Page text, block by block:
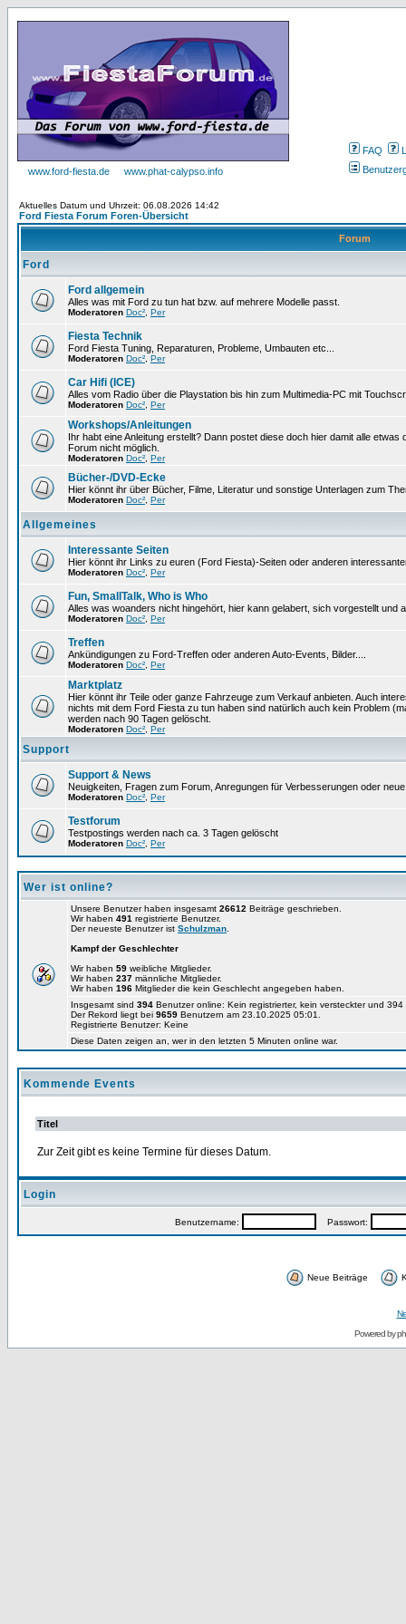
www.ford-fiesta.de www.phat-calypso.info
FAQ
Aktuelles Datum und Uhrzeit: 06.08.2026 14:42
Ford Fiesta Forum Foren-Übersicht
Forum
Ford
Ford allgemein
Alles was mit Ford zu tun hat bzw. auf mehrere Modelle passt.
Moderatoren Doc² Per
Fiesta Technik
Ford Fiesta Tuning, Reparaturen, Probleme, Umbauten etc...
Moderatoren Doc² Per
Car Hifi (ICE)
Alles vom Radio über die Playstation bis hin zum Multimedia-PC mit
Moderatoren Doc² Per
Workshops/Anleitungen
Ihr habt eine Anleitung erstellt? Dann postet diese doch hier damit alle
Forum nicht möglich.
Moderatoren Doc² Per
Bücher-/DVD-Ecke
Hier könnt ihr über Bücher, Filme, Literatur und sonstige Unterlagen zum
Moderatoren Doc² Per
Allgemeines
Interessante Seiten
Hier könnt ihr Links zu euren (Ford Fiesta)-Seiten oder anderen
Moderatoren Doc² Per
Fun, SmallTalk, Who is Who
Alles was woanders nicht hingehört, hier kann gelabert, sich vorgestellt und
Moderatoren Doc² Per
Treffen
Ankündigungen zu Ford-Treffen oder anderen Auto-Events, Bilder....
Moderatoren Doc² Per
Marktplatz
Hier könnt ihr Teile oder ganze Fahrzeuge zum Verkauf anbieten. Auch
nichts mit dem Ford Fiesta zu tun haben sind natürlich auch kein Problem
werden nach 90 Tagen gelöscht.
Moderatoren Doc² Per
Support
Support & News
Neuigkeiten, Fragen zum Forum, Anregungen für Verbesserungen oder
Moderatoren Doc² Per
Testforum
Testpostings werden nach ca. 3 Tagen gelöscht
Moderatoren Doc² Per
Wer ist online?
Unsere Benutzer haben insgesamt 26612 Beiträge geschrieben.
Wir haben 491 registrierte Benutzer.
Der neueste Benutzer ist Schulzman
Kampf der Geschlechter
Wir haben 59 weibliche Mitglieder.
Wir haben 237 männliche Mitglieder.
Wir haben 196 Mitglieder die kein Geschlecht angegeben haben.
Insgesamt sind 394 Benutzer online: Kein registrierter, kein versteckter und
Der Rekord liegt bei 9659 Benutzern am 23.10.2025 05:01.
Registrierte Benutzer: Keine
Diese Daten zeigen an, wer in den letzten 5 Minuten online war.
Kommende Events
Titel
Zur Zeit gibt es keine Termine für dieses Datum.
Login
Benutzername: Passwort:
Neue Beiträge
Powered by